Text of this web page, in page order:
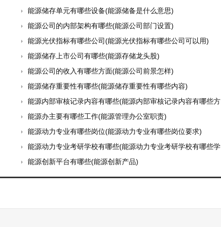
能源储存单元有哪些设备(能源储备是什么意思)
能源公司的内部架构有哪些(能源公司部门设置)
能源光伏指标有哪些公司(能源光伏指标有哪些公司可以用)
能源储存上市公司有哪些(能源存储龙头股)
能源公司的收入有哪些方面(能源公司前景怎样)
能源储存重要性有哪些(能源储存重要性有哪些内容)
能源内部审核记录内容有哪些(能源内部审核记录内容有哪些方面)
能源办主要有哪些工作(能源管理办公室职责)
能源动力专业有哪些岗位(能源动力专业有哪些岗位要求)
能源动力专业考研学校有哪些(能源动力专业考研学校有哪些学校)
能源创新平台有哪些(能源创新产品)